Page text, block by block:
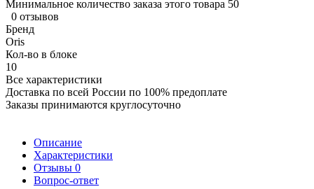
Минимальное количество заказа этого товара 50
0 отзывов
Бренд
Oris
Кол-во в блоке
10
Все характеристики
Доставка по всей России по 100% предоплате
Заказы принимаются круглосуточно
Описание
Характеристики
Отзывы 0
Вопрос-ответ